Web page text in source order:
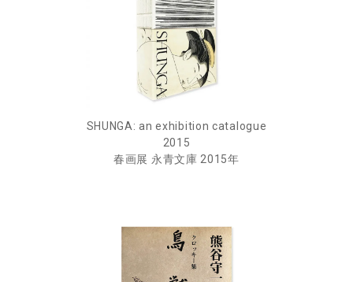
SHUNGA: an exhibition catalogue
2015
春画展 永青文庫 2015年